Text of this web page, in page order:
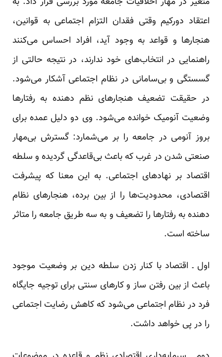
اعتقاد دورکیم وقتی فقدان التزام اجتماعی به قوانین،
هنجارها و قواعد به وجود آید، افراد احساس می‌کنند
راهنمایی در انتخاب‌های خود ندارند، در نتیجه حالتی از
گسستگی و بی‌سامانی در نظام اجتماعی آشکار می‌شود.
در حقیقت تضعیف هنجارهای نظم دهنده به رفتارها
وضعیت آنومیک خوانده می‌شود. وی دو دلیل عمده برای
بروز آنومی در جامعه را بر می‌شمارد: گسترش بی‌مهار
صنعتی شدن در غرب که باعث بی‌قاعدگی گردیده و سلطه
اقتصاد بر نهادهای اجتماعی. به این معنا که پیشرفت
اقتصادی، محدودیت‌ها را از بین برده، هنجارهای نظام
دهنده به رفتارها را تضعیف و به سه طریق جامعه را متاثر
ساخته است.
اول ـ اقتصاد با کنار زدن سلطه دین بر وضعیت موجود
باعث از بین رفتن ساز و کارهای سنتی برای توجیه جایگاه
فرد در نظام اجتماعی می‌شود که کاهش رضایت اجتماعی
را در پی خواهد داشت.